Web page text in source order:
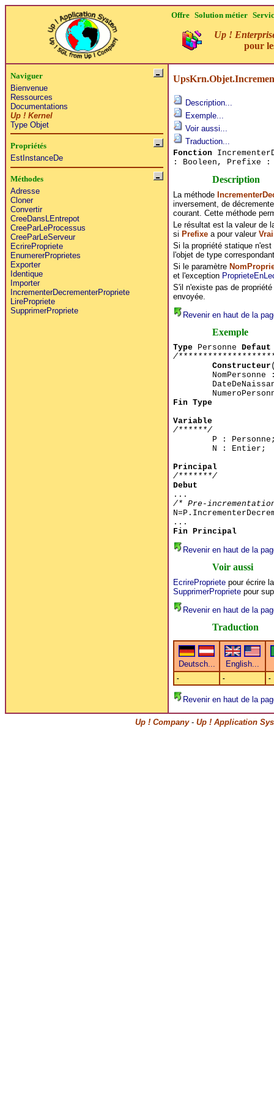
Offre Solution métier
Up !
pour
Naviguer
Bienvenue
Ressources
Documentations
Up ! Kernel
Type Objet
Propriétés
EstInstanceDe
Méthodes
Adresse
Cloner
Convertir
CreeDansLEntrepot
CreeParLeProcessus
CreeParLeServeur
EcrirePropriete
EnumererProprietes
Exporter
Identique
Importer
IncrementerDecrementerPropriete
LirePropriete
SupprimerPropriete
Description...
Exemple...
Voir aussi...
Traduction...
Fonction
: Booleen, Prefixe :
Description
La méthode
inversement, de
courant. Cette méthode
Le résultat est la valeur de
si Prefixea pour valeur Vrai
Si la propriété statique
l'objet de type
Si le paramètre
et l'exception
S'il n'existe pas de
envoyée.
Revenir en haut de la
Exemple
TypePersonne Defaut
/
Constructeur
Fin Type
Variable
/******/
P :
N : Entier;
Principal
/*******/
Debut
...
/* Pre-
...
Fin Principal
Revenir en haut de la
Voir aussi
EcrireProprietepour écrire
SupprimerProprietepour
Revenir en haut de la
Traduction
- - -
Revenir en haut de la
Up ! Company- Up ! Application